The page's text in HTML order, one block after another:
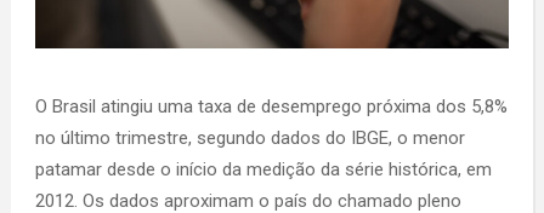
O Brasil atingiu uma taxa de desemprego próxima dos 5,8%
no último trimestre, segundo dados do IBGE, o menor
patamar desde o início da medição da série histórica, em
2012. Os dados aproximam o país do chamado pleno